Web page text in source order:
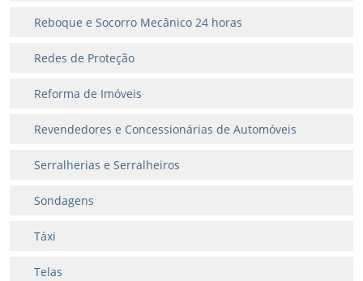
Reboque e Socorro Mecânico 24 horas
Redes de Proteção
Reforma de Imóveis
Revendedores e Concessionárias de Automóveis
Serralherias e Serralheiros
Sondagens
Táxi
Telas